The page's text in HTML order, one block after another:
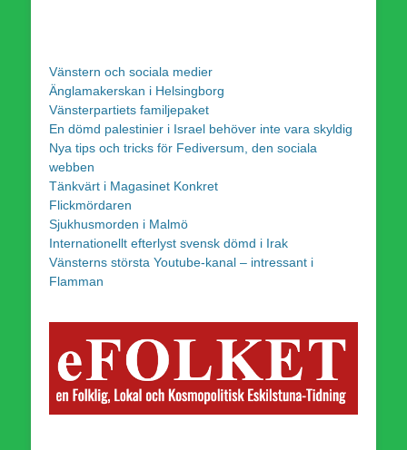
Vänstern och sociala medier
Änglamakerskan i Helsingborg
Vänsterpartiets familjepaket
En dömd palestinier i Israel behöver inte vara skyldig
Nya tips och tricks för Fediversum, den sociala
webben
Tänkvärt i Magasinet Konkret
Flickmördaren
Sjukhusmorden i Malmö
Internationellt efterlyst svensk dömd i Irak
Vänsterns största Youtube-kanal – intressant i
Flamman